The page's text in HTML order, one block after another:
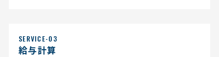
SERVICE-03
給与計算